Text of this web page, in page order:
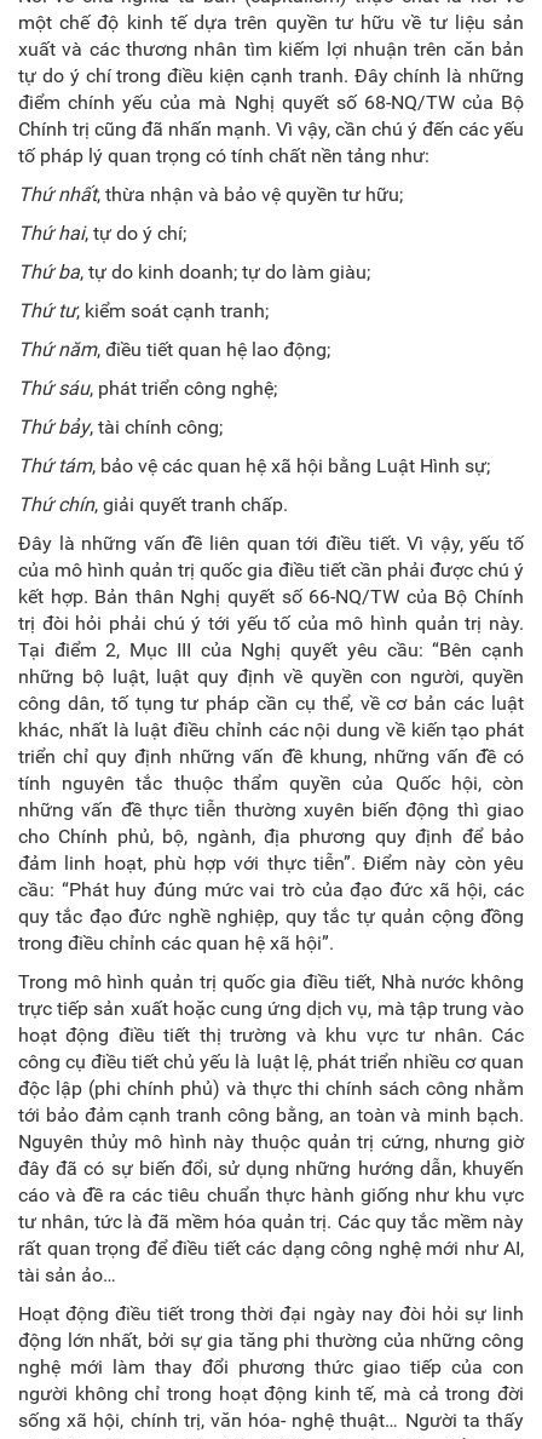
một chế độ kinh tế dựa trên quyền tư hữu về tư liệu sản
xuất và các thương nhân tìm kiếm lợi nhuận trên căn bản
tự do ý chí trong điều kiện cạnh tranh. Đây chính là những
điểm chính yếu của mà Nghị quyết số 68-NQ/TW của Bộ
Chính trị cũng đã nhấn mạnh. Vì vậy, cần chú ý đến các yếu
tố pháp lý quan trọng có tính chất nền tảng như:
Thứ nhất, thừa nhận và bảo vệ quyền tư hữu;
Thứ hai, tự do ý chí;
Thứ ba, tự do kinh doanh; tự do làm giàu;
Thứ tư, kiểm soát cạnh tranh;
Thứnăm, điều tiết quan hệ lao động;
Thứsáu, phát triển công nghệ;
Thứbảy, tài chính công;
Thứtám, bảo vệ các quan hệ xã hội bằng Luật Hình sự;
Thứchín, giải quyết tranh chấp.
Đây là những vấn đề liên quan tới điều tiết. Vì vậy, yếu tố
của mô hình quản trị quốc gia điều tiết cần phải được chú ý
kết hợp. Bản thân Nghị quyết số 66-NQ/TW của Bộ Chính
trị đòi hỏi phải chú ý tới yếu tố của mô hình quản trị này.
Tại điểm 2, Mục III của Nghị quyết yêu cầu: “Bên cạnh
những bộ luật, luật quy định về quyền con người, quyền
công dân, tố tụng tư pháp cần cụ thể, về cơ bản các luật
khác, nhất là luật điều chỉnh các nội dung về kiến tạo phát
triển chỉ quy định những vấn đề khung, những vấn đề có
tính nguyên tắc thuộc thẩm quyền của Quốc hội, còn
những vấn đề thực tiễn thường xuyên biến động thì giao
cho Chính phủ, bộ, ngành, địa phương quy định để bảo
đảm linh hoạt, phù hợp với thực tiễn”. Điểm này còn yêu
cầu: “Phát huy đúng mức vai trò của đạo đức xã hội, các
quy tắc đạo đức nghề nghiệp, quy tắc tự quản cộng đồng
trong điều chỉnh các quan hệ xã hội”.
Trong mô hình quản trị quốc gia điều tiết, Nhà nước không
trực tiếp sản xuất hoặc cung ứng dịch vụ, mà tập trung vào
hoạt động điều tiết thị trường và khu vực tư nhân. Các
công cụ điều tiết chủ yếu là luật lệ, phát triển nhiều cơ quan
độc lập (phi chính phủ) và thực thi chính sách công nhằm
tới bảo đảm cạnh tranh công bằng, an toàn và minh bạch.
Nguyên thủy mô hình này thuộc quản trị cứng, nhưng giờ
đây đã có sự biến đổi, sử dụng những hướng dẫn, khuyến
cáo và đề ra các tiêu chuẩn thực hành giống như khu vực
tư nhân, tức là đã mềm hóa quản trị. Các quy tắc mềm này
rất quan trọng để điều tiết các dạng công nghệ mới như AI,
tài sản ảo…
Hoạt động điều tiết trong thời đại ngày nay đòi hỏi sự linh
động lớn nhất, bởi sự gia tăng phi thường của những công
nghệ mới làm thay đổi phương thức giao tiếp của con
người không chỉ trong hoạt động kinh tế, mà cả trong đời
sống xã hội, chính trị, văn hóa- nghệ thuật… Người ta thấy